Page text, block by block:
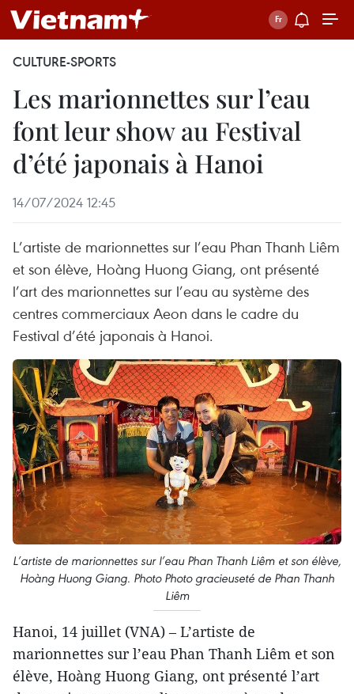
CULTURE-SPORTS
Les marionnettes sur l’eau
font leur show au Festival
d’été japonais à Hanoi
14/07/2024 12:45
L’artiste de marionnettes sur l’eau Phan Thanh Liêm
et son élève, Hoàng Huong Giang, ont présenté
l’art des marionnettes sur l’eau au système des
centres commerciaux Aeon dans le cadre du
Festival d’été japonais à Hanoi.
L’artiste de marionnettes sur l’eau Phan Thanh Liêm et son élève,
Hoàng Huong Giang. Photo Photo gracieuseté de Phan Thanh
Liêm
Hanoi, 14 juillet (VNA) – L’artiste de
marionnettes sur l’eau Phan Thanh Liêm et son
élève, Hoàng Huong Giang, ont présenté l’art